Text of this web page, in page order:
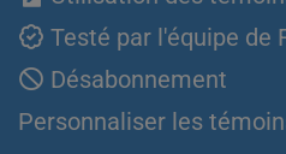
Testé par l'équipe de
Désabonnement
Personnaliser les